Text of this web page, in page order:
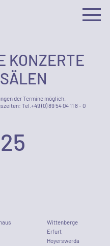
KONZERTE
der Termine möglich.
Tel.+49 (0) 89 54 04 11 8 - 0
Wittenberge
Erfurt
Hoyerswerda